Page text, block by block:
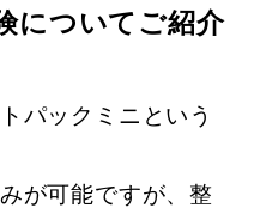
についてご紹介
パックミニという
が可能ですが、整